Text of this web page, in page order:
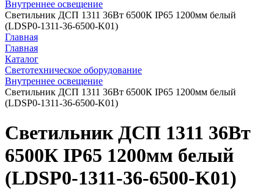
Внутреннее освещение
Светильник ДСП 1311 36Вт 6500К IP65 1200мм белый
(LDSP0-1311-36-6500-K01)
Главная
Главная
Каталог
Светотехническое оборудование
Внутреннее освещение
Светильник ДСП 1311 36Вт 6500К IP65 1200мм белый
(LDSP0-1311-36-6500-K01)
Светильник ДСП 1311 36Вт
6500К IP65 1200мм белый
(LDSP0-1311-36-6500-K01)